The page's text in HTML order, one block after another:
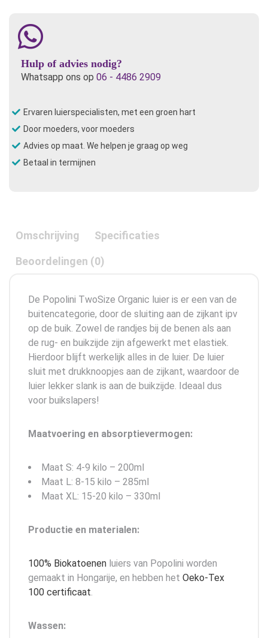
Hulp of advies nodig?
Whatsapp ons op 06 - 4486 2909
Ervaren luierspecialisten, met een groen hart
Door moeders, voor moeders
Advies op maat. We helpen je graag op weg
Betaal in termijnen
Omschrijving Specificaties
Beoordelingen (0)
De Popolini TwoSize Organic luier is er een van de
buitencategorie, door de sluiting aan de zijkant ipv
op de buik. Zowel de randjes bij de benen als aan
de rug- en buikzijde zijn afgewerkt met elastiek.
Hierdoor blijft werkelijk alles in de luier. De luier
sluit met drukknoopjes aan de zijkant, waardoor de
luier lekker slank is aan de buikzijde. Ideaal dus
voor buikslapers!
Maatvoering en absorptievermogen:
Maat S: 4-9 kilo – 200ml
Maat L: 8-15 kilo – 285ml
Maat XL: 15-20 kilo – 330ml
Productie en materialen:
100% Biokatoenen luiers van Popolini worden
gemaakt in Hongarije, en hebben het Oeko-Tex
100 certificaat.
Wassen: